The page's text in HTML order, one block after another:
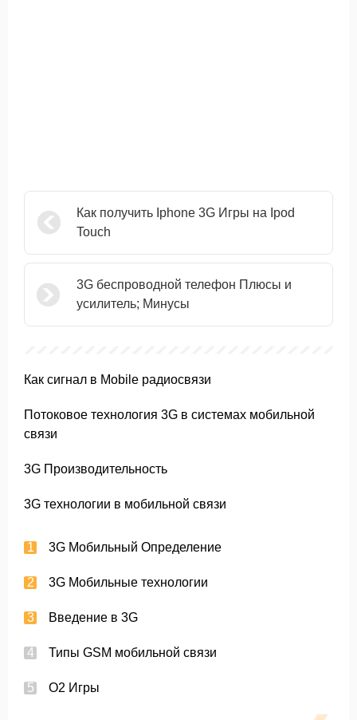
Как получить Iphone 3G Игры на Ipod
Touch
3G беспроводной телефон Плюсы и
усилитель; Минусы
Как сигнал в Mobile радиосвязи
Потоковое технология 3G в системах мобильной
связи
3G Производительность
3G технологии в мобильной связи
3G Мобильный Определение
3G Мобильные технологии
Введение в 3G
Типы GSM мобильной связи
O2 Игры